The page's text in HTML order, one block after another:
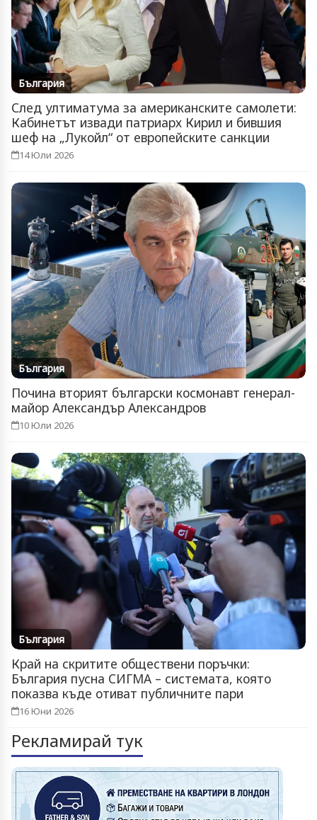
България
След ултиматума за американските самолети:
Кабинетът извади патриарх Кирил и бившия
шеф на „Лукойл“ от европейските санкции
14 Юли 2026
България
Почина вторият български космонавт генерал-
майор Александър Александров
10 Юли 2026
България
Край на скритите обществени поръчки:
България пусна СИГМА – системата, която
показва къде отиват публичните пари
16 Юни 2026
Рекламирай тук